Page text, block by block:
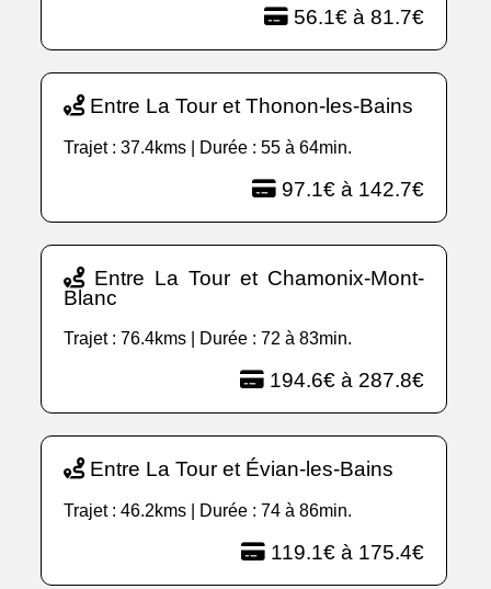
56.1€ à 81.7€
Entre La Tour et Thonon-les-Bains
Trajet : 37.4kms | Durée : 55 à 64min.
97.1€ à 142.7€
Entre La Tour et Chamonix-Mont-
Blanc
Trajet : 76.4kms | Durée : 72 à 83min.
194.6€ à 287.8€
Entre La Tour et Évian-les-Bains
Trajet : 46.2kms | Durée : 74 à 86min.
119.1€ à 175.4€